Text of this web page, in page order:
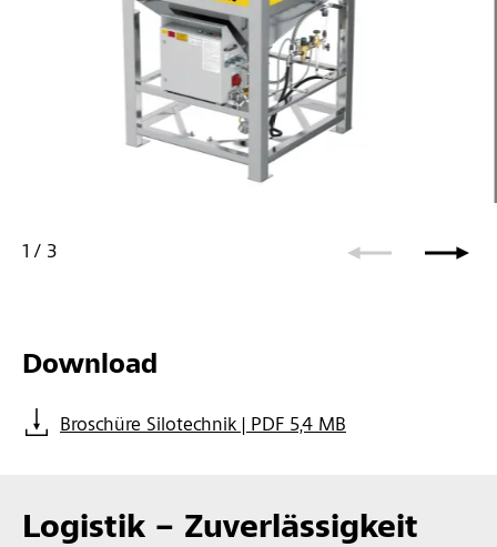
1 / 3
Download
Broschüre Silotechnik | PDF 5,4 MB
Logistik – Zuverlässigkeit